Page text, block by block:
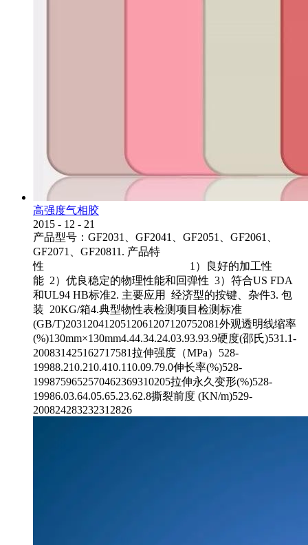
高强度气相胶
2015 - 12 - 21
产品型号：GF2031、GF2041、GF2051、GF2061、
GF2071、GF20811. 产品特
性 1）良好的加工性
能 2）优良稳定的物理性能和回弹性 3）符合US FDA
和UL94 HB标准2. 主要应用 经济型的按键、杂件3. 包
装 20KG/箱4.典型物性表检测项目检测标准
(GB/T)2031204120512061207120752081外观透明线缩率
(%)130mm×130mm4.44.34.24.03.93.93.9硬度(邵氏)531.1-
200831425162717581拉伸强度（MPa）528-
19988.210.210.410.110.09.79.0伸长率(%)528-
1998759652570462369310205拉伸永久变形(%)528-
19986.03.64.05.65.23.62.8撕裂前度 (KN/m)529-
200824283232312826